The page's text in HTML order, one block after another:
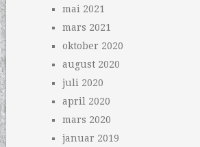
mai 2021
mars 2021
oktober 2020
august 2020
juli 2020
april 2020
mars 2020
januar 2019